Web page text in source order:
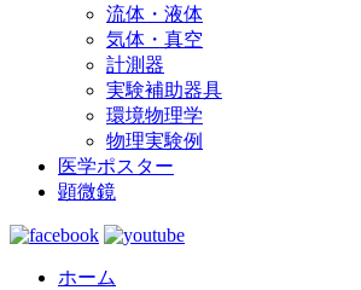
流体・液体
気体・真空
計測器
実験補助器具
環境物理学
物理実験例
医学ポスター
顕微鏡
ホーム